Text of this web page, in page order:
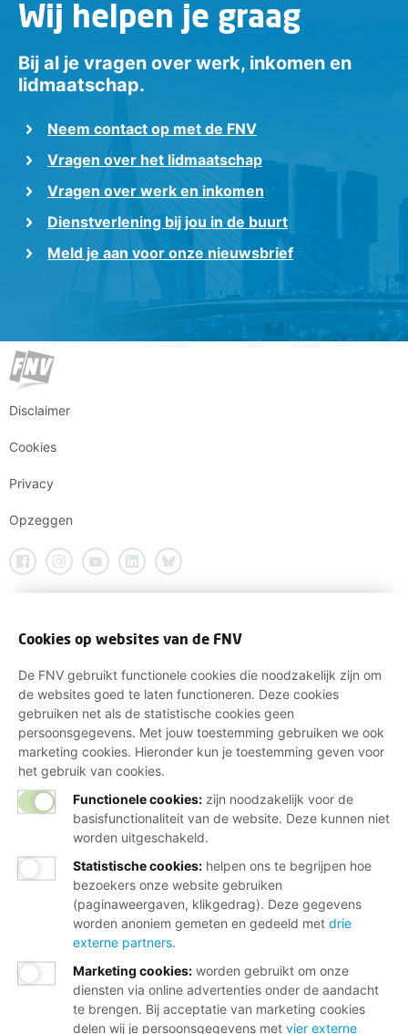
Wij helpen je graag
Bij al je vragen over werk, inkomen en
lidmaatschap.
Neem contact op met de FNV
Vragen over het lidmaatschap
Vragen over werk en inkomen
Dienstverlening bij jou in de buurt
Meld je aan voor onze nieuwsbrief
Disclaimer
Cookies
Privacy
Opzeggen
Cookies op websites van de FNV
De FNV gebruikt functionele cookies die noodzakelijk zijn om
de websites goed te laten functioneren. Deze cookies
gebruiken net als de statistische cookies geen
persoonsgegevens. Met jouw toestemming gebruiken we ook
marketing cookies. Hieronder kun je toestemming geven voor
het gebruik van cookies.
Functionele cookies: zijn noodzakelijk voor de
basisfunctionaliteit van de website. Deze kunnen niet
worden uitgeschakeld.
Statistische cookies: helpen ons te begrijpen hoe
bezoekers onze website gebruiken
(paginaweergaven, klikgedrag). Deze gegevens
worden anoniem gemeten en gedeeld met drie
externe partners.
Marketing cookies: worden gebruikt om onze
diensten via online advertenties onder de aandacht
te brengen. Bij acceptatie van marketing cookies
delen wij je persoonsgegevens met vier externe